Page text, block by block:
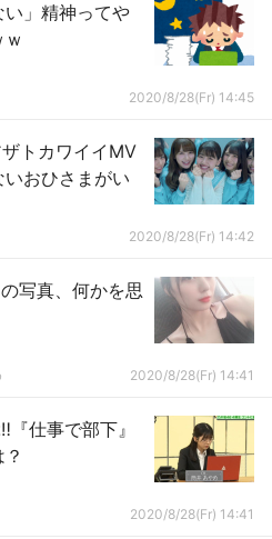
」精神ってや
2020/8/28(Fr) 14:45
トカワイイMV
おひさまがい
2020/8/28(Fr) 14:42
写真、何かを思
2020/8/28(Fr) 14:41
『仕事で部下』
2020/8/28(Fr) 14:41